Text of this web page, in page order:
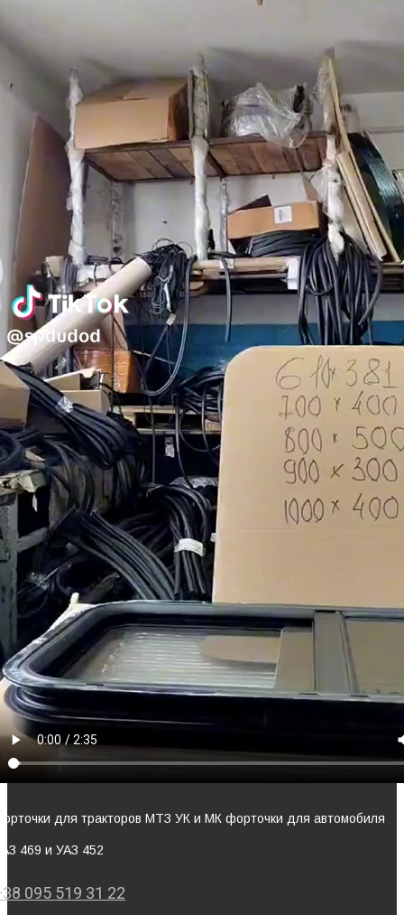
для тракторов МТЗ УК и МК форточки для автомобиля
469 и УАЗ 452
095 519 31 22